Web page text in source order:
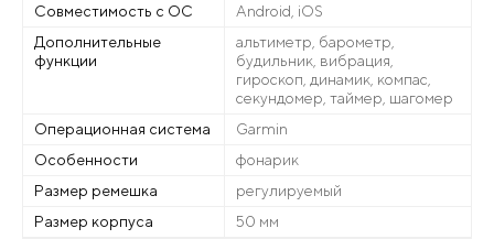
Совместимость с ОС
Android, iOS
Дополнительные
функции
альтиметр, барометр,
будильник, вибрация,
гироскоп, динамик, компас,
секундомер, таймер, шагомер
Операционная система
Garmin
Особенности
фонарик
Размер ремешка
регулируемый
Размер корпуса
50 мм